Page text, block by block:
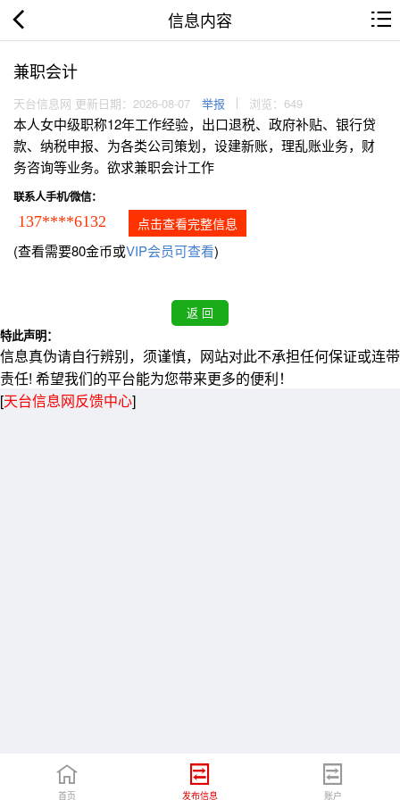
信息内容
兼职会计
天台信息网 更新日期：2026-08-07 举报 浏览：649
本人女中级职称12年工作经验，出口退税、政府补贴、银行贷
款、纳税申报、为各类公司策划，设建新账，理乱账业务，财
务咨询等业务。欲求兼职会计工作
联系人手机/微信：
137****6132 点击查看完整信息
(查看需要80金币或VIP会员可查看)
特此声明：
信息真伪请自行辨别，须谨慎，网站对此不承担任何保证或连带
责任! 希望我们的平台能为您带来更多的便利！
[天台信息网反馈中心]
首页 发布信息 账户